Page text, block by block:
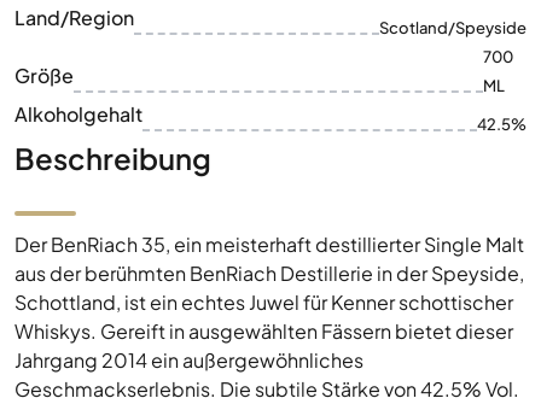
Land/Region Scotland/Speyside
Größe
700
ML
Alkoholgehalt 42.5%
Beschreibung
Der BenRiach 35, ein meisterhaft destillierter Single Malt
aus der berühmten BenRiach Destillerie in der Speyside,
Schottland, ist ein echtes Juwel für Kenner schottischer
Whiskys. Gereift in ausgewählten Fässern bietet dieser
Jahrgang 2014 ein außergewöhnliches
Geschmackserlebnis. Die subtile Stärke von 42.5% Vol.